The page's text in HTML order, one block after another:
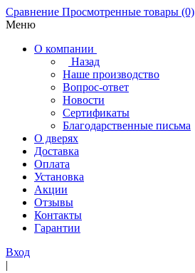
Сравнение Просмотренные товары (0)
Меню
О компании
Назад
Наше производство
Вопрос-ответ
Новости
Сертификаты
Благодарственные письма
О дверях
Доставка
Оплата
Установка
Акции
Отзывы
Контакты
Гарантии
Вход
|